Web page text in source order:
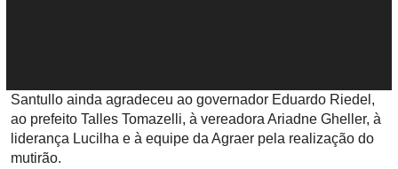
Santullo ainda agradeceu ao governador Eduardo Riedel ,
ao prefeito Talles Tomazelli, à vereadora Ariadne Gheller, à
liderança Lucilha e à equipe da Agraer pela realização do
mutirão.